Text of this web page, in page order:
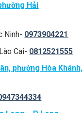
Hải
Ninh- 0973904221
Cai- 0812521555
phường Hòa Khánh,